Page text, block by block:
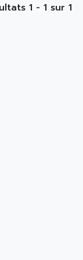
1 - 1 sur 1